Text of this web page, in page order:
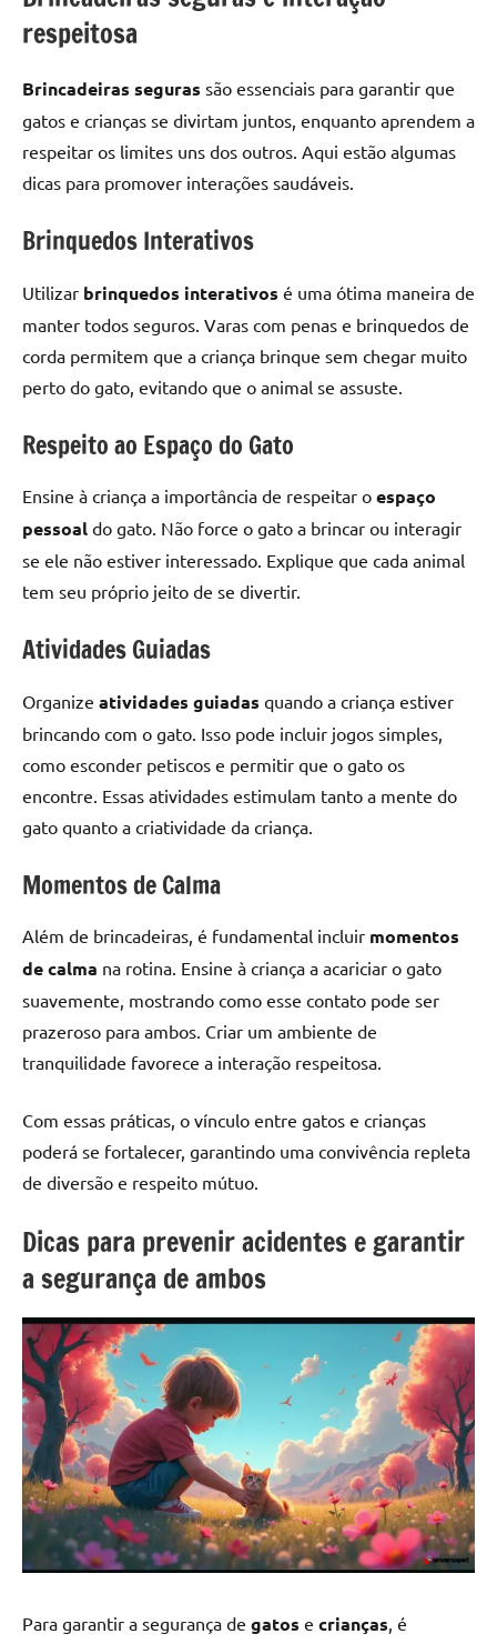
respeitosa
Brincadeiras seguras são essenciais para garantir que
gatos e crianças se divirtam juntos, enquanto aprendem a
respeitar os limites uns dos outros. Aqui estão algumas
dicas para promover interações saudáveis.
Brinquedos Interativos
Utilizar brinquedos interativos é uma ótima maneira de
manter todos seguros. Varas com penas e brinquedos de
corda permitem que a criança brinque sem chegar muito
perto do gato, evitando que o animal se assuste.
Respeito ao Espaço do Gato
Ensine à criança a importância de respeitar o espaço
pessoal do gato. Não force o gato a brincar ou interagir
se ele não estiver interessado. Explique que cada animal
tem seu próprio jeito de se divertir.
Atividades Guiadas
Organize atividades guiadas quando a criança estiver
brincando com o gato. Isso pode incluir jogos simples,
como esconder petiscos e permitir que o gato os
encontre. Essas atividades estimulam tanto a mente do
gato quanto a criatividade da criança.
Momentos de Calma
Além de brincadeiras, é fundamental incluir momentos
de calma na rotina. Ensine à criança a acariciar o gato
suavemente, mostrando como esse contato pode ser
prazeroso para ambos. Criar um ambiente de
tranquilidade favorece a interação respeitosa.
Com essas práticas, o vínculo entre gatos e crianças
poderá se fortalecer, garantindo uma convivência repleta
de diversão e respeito mútuo.
Dicas para prevenir acidentes e garantir
a segurança de ambos
Para garantir a segurança de gatos e crianças , é